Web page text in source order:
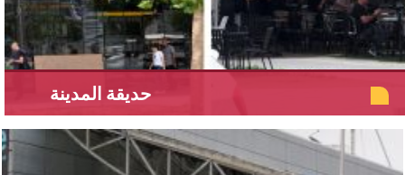
حديقة المدينة